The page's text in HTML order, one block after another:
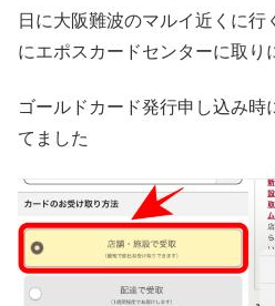
日に大阪難波のマルイ近くに
にエポスカードセンターに取り
ゴールドカード発行申し込み時
てました